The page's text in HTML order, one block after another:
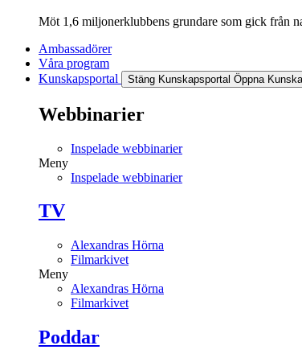
Möt 1,6 miljonerklubbens grundare som gick från
Ambassadörer
Våra program
Kunskapsportal
Stäng Kunskapsportal Öppna
Webbinarier
Inspelade webbinarier
Meny
Inspelade webbinarier
TV
Alexandras Hörna
Filmarkivet
Meny
Alexandras Hörna
Filmarkivet
Poddar